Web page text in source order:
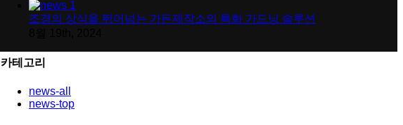
조경의 상식을 뛰어넘는 가든제작소의 특화 가드닝 솔루션
카테고리
news-all
news-top